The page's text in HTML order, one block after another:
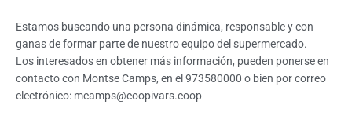
Estamos buscando una persona dinámica, responsable y con
ganas de formar parte de nuestro equipo del supermercado.
Los interesados en obtener más información, pueden ponerse en
contacto con Montse Camps, en el 973580000 o bien por correo
electrónico: mcamps@coopivars.coop